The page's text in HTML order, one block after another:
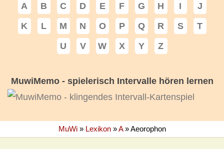
A B C D E F G H I
J
K
L M N O P Q R S
T
U
V W X Y Z
MuwiMemo - spielerisch Intervalle hören lernen
MuWi» Lexikon»A»Aeorophon